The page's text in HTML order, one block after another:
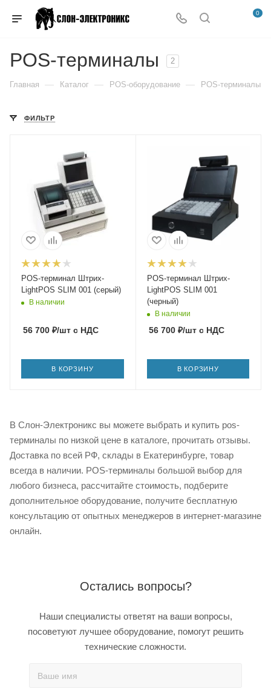
0
POS-терминалы 2
Главная — Каталог — POS-оборудование — POS-терминалы
ФИЛЬТР
POS-терминал Штрих-
LightPOS SLIM 001 (серый)
В наличии
56 700 ₽/шт с НДС
В КОРЗИНУ
POS-терминал Штрих-
LightPOS SLIM 001
(черный)
В наличии
56 700₽/штс НДС
В КОРЗИНУ
В Слон-Электроникс вы можете выбрать и купить pos-
терминалы по низкой цене в каталоге, прочитать отзывы.
Доставка по всей РФ, склады в Екатеринбурге, товар
всегда в наличии. POS-терминалы большой выбор для
любого бизнеса, рассчитайте стоимость, подберите
дополнительное оборудование, получите бесплатную
консультацию от опытных менеджеров в интернет-магазине
онлайн.
Остались вопросы?
Наши специалисты ответят на ваши вопросы,
посоветуют лучшее оборудование, помогут решить
технические сложности.